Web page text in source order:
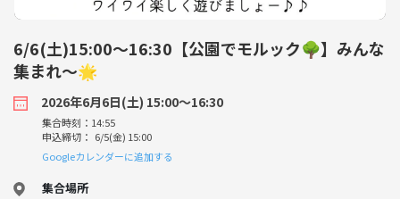
6/6(土)15:00〜16:30【公園でモルック🌳】みんな
集まれ〜🌟
2026年6月6日(土) 15:00〜16:30
集合時刻：14:55
申込締切： 6/5(金) 15:00
Googleカレンダーに追加する
集合場所